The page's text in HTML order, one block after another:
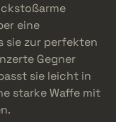
eine
sie zur perfekten
Gegner
sie leicht in
starke Waffe mit